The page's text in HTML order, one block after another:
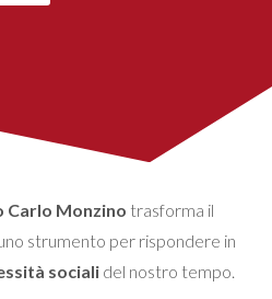
Carlo Monzino trasforma il
strumento per rispondere in
sociali del nostro tempo.